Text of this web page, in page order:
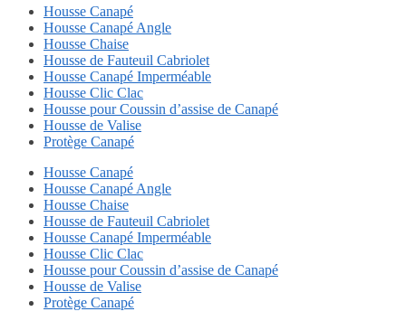
Housse Canapé
Housse Canapé Angle
Housse Chaise
Housse de Fauteuil Cabriolet
Housse Canapé Imperméable
Housse Clic Clac
Housse pour Coussin d’assise de Canapé
Housse de Valise
Protège Canapé
Housse Canapé
Housse Canapé Angle
Housse Chaise
Housse de Fauteuil Cabriolet
Housse Canapé Imperméable
Housse Clic Clac
Housse pour Coussin d’assise de Canapé
Housse de Valise
Protège Canapé